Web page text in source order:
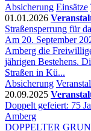
Absicherung Einsätze
01.01.2026
Straßensperrung für
Am 20. September
Amberg die
jährigen Bestehens.
Straßen in Kü...
Absicherung
20.09.2025
Doppelt gefeiert: 75
Amberg
DOPPELTER